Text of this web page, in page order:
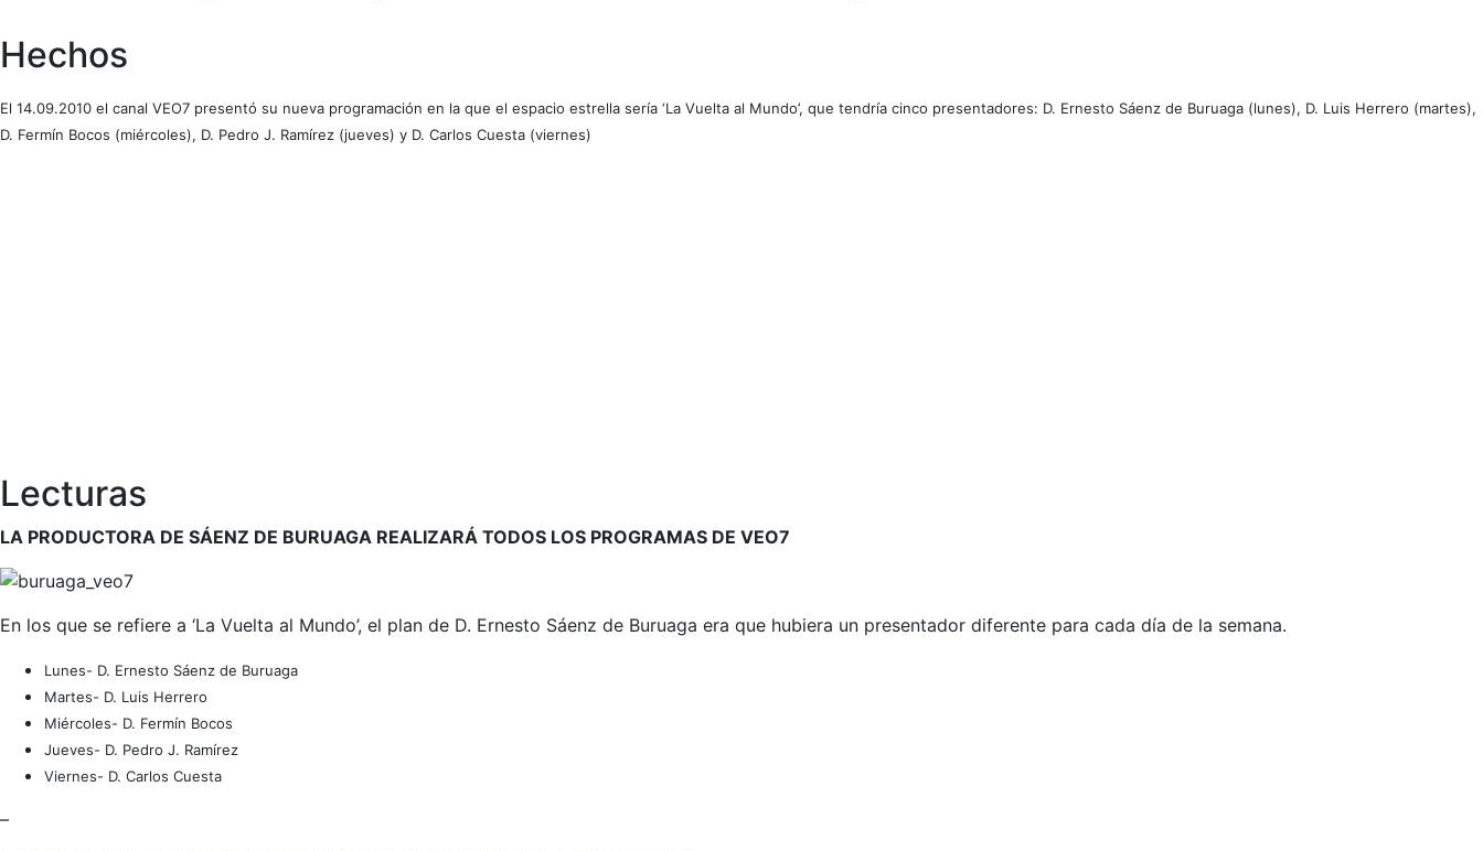
Hechos
El 14.09.2010 el canal VEO7 presentó su nueva programación en la que el espacio estrella sería ‘La Vuelta al Mundo’, que tendría cinco presentadores: D. Ernesto Sáenz de Buruaga (lunes), D. Luis Herrero (martes),
D. Fermín Bocos (miércoles), D. Pedro J. Ramírez (jueves) y D. Carlos Cuesta (viernes)
Lecturas
LA PRODUCTORA DE SÁENZ DE BURUAGA REALIZARÁ TODOS LOS PROGRAMAS DE VEO7
En los que se refiere a ‘La Vuelta al Mundo’, el plan de D. Ernesto Sáenz de Buruaga era que hubiera un presentador diferente para cada día de la semana.
Lunes- D. Ernesto Sáenz de Buruaga
Martes- D. Luis Herrero
Miércoles- D. Fermín Bocos
Jueves- D. Pedro J. Ramírez
Viernes- D. Carlos Cuesta
–